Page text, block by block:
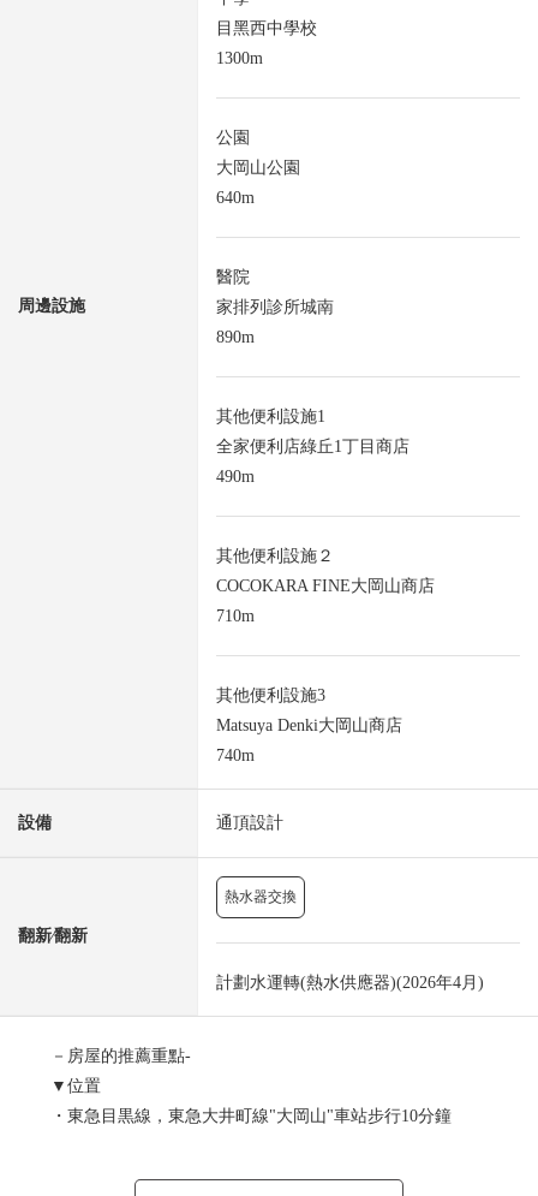
周邊設施
目黑西中學校
1300m
公園
大岡山公園
640m
醫院
家排列診所城南
890m
其他便利設施1
全家便利店綠丘1丁目商店
490m
其他便利設施２
COCOKARA FINE大岡山商店
710m
其他便利設施3
Matsuya Denki大岡山商店
740m
設備 通頂設計
翻新⁄翻新
熱水器交換
計劃水運轉(熱水供應器)(2026年4月)
－房屋的推薦重點-
▼位置
・東急目黒線，東急大井町線"大岡山"車站步行10分鐘
・東急東橫線"都立大學"車站步行12分鐘